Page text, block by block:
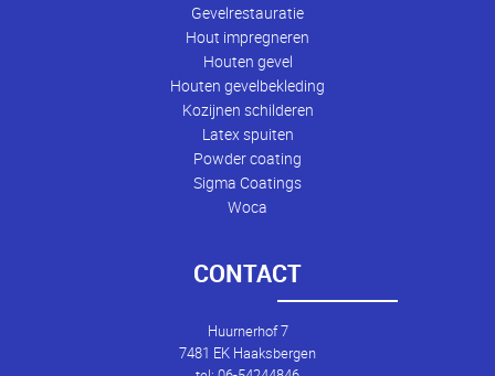
Gevelrestauratie
Hout impregneren
Houten gevel
Houten gevelbekleding
Kozijnen schilderen
Latex spuiten
Powder coating
Sigma Coatings
Woca
CONTACT
Huurnerhof 7
7481 EK Haaksbergen